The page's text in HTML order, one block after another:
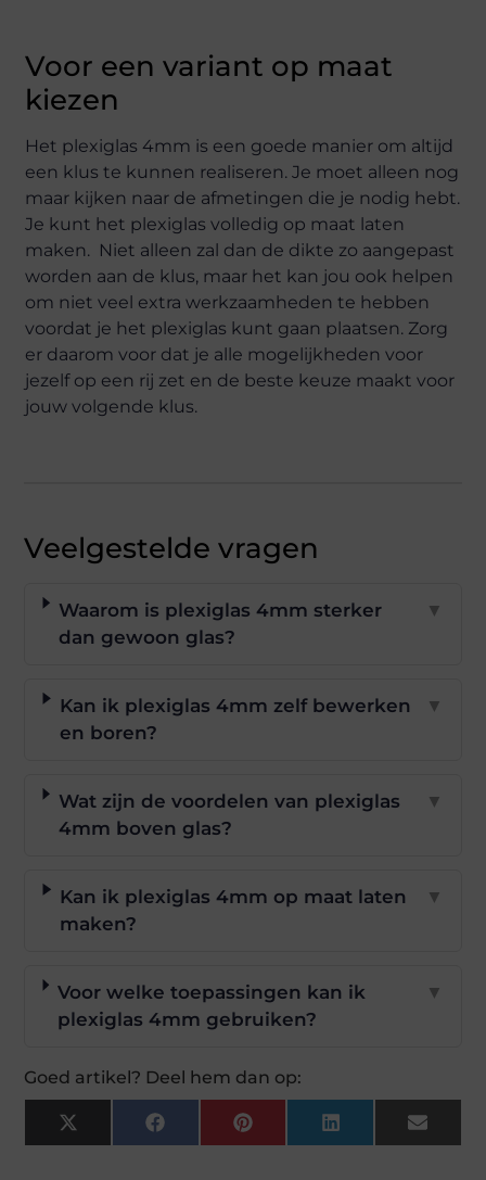
Voor een variant op maat
kiezen
Het plexiglas 4mm is een goede manier om altijd
een klus te kunnen realiseren. Je moet alleen nog
maar kijken naar de afmetingen die je nodig hebt.
Je kunt het plexiglas volledig op maat laten
maken. Niet alleen zal dan de dikte zo aangepast
worden aan de klus, maar het kan jou ook helpen
om niet veel extra werkzaamheden te hebben
voordat je het plexiglas kunt gaan plaatsen. Zorg
er daarom voor dat je alle mogelijkheden voor
jezelf op een rij zet en de beste keuze maakt voor
jouw volgende klus.
Veelgestelde vragen
Waarom is plexiglas 4mm sterker
dan gewoon glas?
▼
Kan ik plexiglas 4mm zelf bewerken
en boren?
▼
Wat zijn de voordelen van plexiglas
4mm boven glas?
▼
Kan ik plexiglas 4mm op maat laten
maken?
▼
Voor welke toepassingen kan ik
plexiglas 4mm gebruiken?
▼
Goed artikel? Deel hem dan op:
X
(Twitter)
FacebookPinterestLinkedInEmail